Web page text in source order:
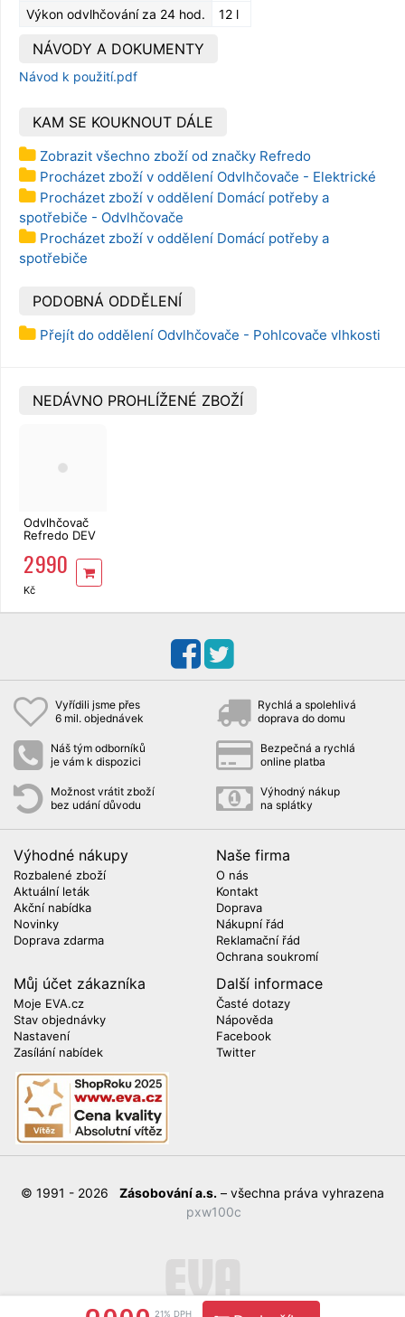
21% DPH
Výkon odvlhčování za 24 hod.
12 l
NÁVODY A DOKUMENTY
Návod k použití.pdf
KAM SE KOUKNOUT DÁLE
Zobrazit všechno zboží od značky Refredo
Procházet zboží v oddělení Odvlhčovače - Elektrické
Procházet zboží v oddělení Domácí potřeby a
spotřebiče - Odvlhčovače
Procházet zboží v oddělení Domácí potřeby a
spotřebiče
PODOBNÁ ODDĚLENÍ
Přejít do oddělení Odvlhčovače - Pohlcovače vlhkosti
NEDÁVNO PROHLÍŽENÉ ZBOŽÍ
Odvlhčovač
Refredo DEV
2 990
Kč
Vyřídili jsme přes
6 mil. objednávek
Rychlá a spolehlivá
doprava do domu
Náš tým odborníků
je vám k dispozici
Bezpečná a rychlá
online platba
Možnost vrátit zboží
bez udání důvodu
Výhodný nákup
na splátky
Výhodné nákupy
Rozbalené zboží
Aktuální leták
Akční nabídka
Novinky
Doprava zdarma
Naše firma
O nás
Kontakt
Doprava
Nákupní řád
Reklamační řád
Ochrana soukromí
Můj účet zákazníka
Moje EVA.cz
Stav objednávky
Nastavení
Zasílání nabídek
Další informace
Časté dotazy
Nápověda
Facebook
Twitter
© 1991 - 2026 Zásobování a.s. – všechna práva vyhrazena
pxw100c